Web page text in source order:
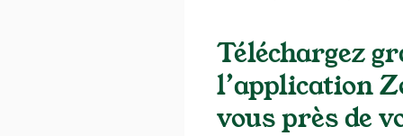
Téléchargez
l’application
vous près de